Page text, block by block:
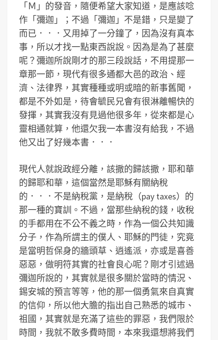
「Ｍ」的發音，隨便希望大家知道，是應該唸
作「彌迦」；不過「彌迦」不是錯，只是變了
而已．．．又用掉了一分鐘了，因為沒有真本
事，所以才找一點東西說說。因為是為了甚麼
呢？彌迦所說剛才的那三段說話，不用提那一
章那一節，現代有很多通都大邑的政治、經
濟、法律界，其實種種或明或暗的新事舊聞，
都是不外如是，待會毓民兄會有很淋離暢快的
發揮，其實我沒有見過他很多年，從來都是心
靈相通就算，他還欠我一本書沒有給我，不過
他又出了好幾本書．．．
現代人就說政經分離，該撒的歸該撒，耶和華
的歸耶和華，這個當然是耶穌有關納稅
的．．．不是納稅黨，是納稅（pay taxes）的
那一種的寶訓。不過，當那些納稅的錢，收稅
的手都用在不公不義之時，作為一個公共知識
分子，作為所謂主的僕人、耶穌的門徒，究竟
是當明哲保身的牆頭草、逍遙派，亦或是喜善
惡惡，做明符其實的社會良心呢？剛才引述過
彌迦所說的，其實就是很多關於當時的情況、
錫安城的預言等等，他的那一個勇氣來自真實
的信仰，所以他大膽的指出自己熟悉的城市、
祖國，其實就是充滿了這些的罪惡，我們限於
時間，我就不敢多費時間，本來我還想將我們